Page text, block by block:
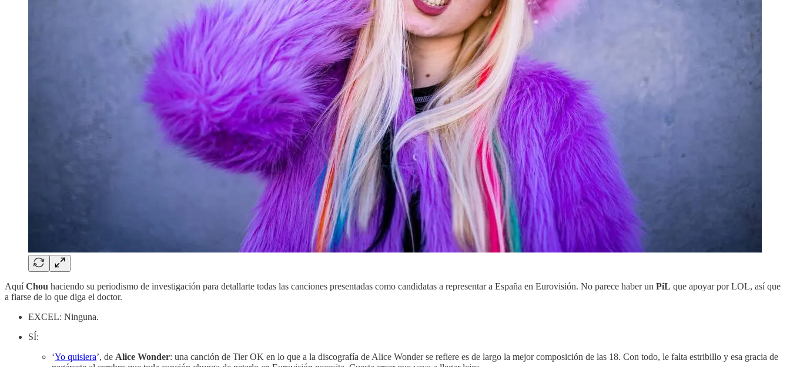
AquíChou haciendo su periodismo de investigación para detallarte todas las canciones presentadas como candidatas a representar a España en Eurovisión. No parece haber un PiL que apoyar por LOL, así que
a fiarse de lo que diga el doctor.
EXCEL: Ninguna.
SÍ:
‘Yo quisiera’, de Alice Wonder: una canción de Tier OK en lo que a la discografía de Alice Wonder se refiere es de largo la mejor composición de las 18. Con todo, le falta estribillo y esa gracia de